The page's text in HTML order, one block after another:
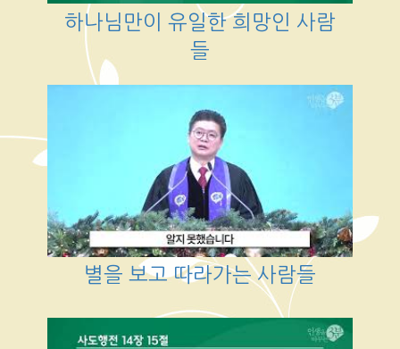
하나님만이 유일한 희망인 사람
들
별을 보고 따라가는 사람들